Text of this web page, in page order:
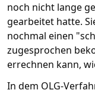
noch nicht lange
gearbeitet hatte.
nochmal einen
zugesprochen
errechnen kann,
In dem OLG-